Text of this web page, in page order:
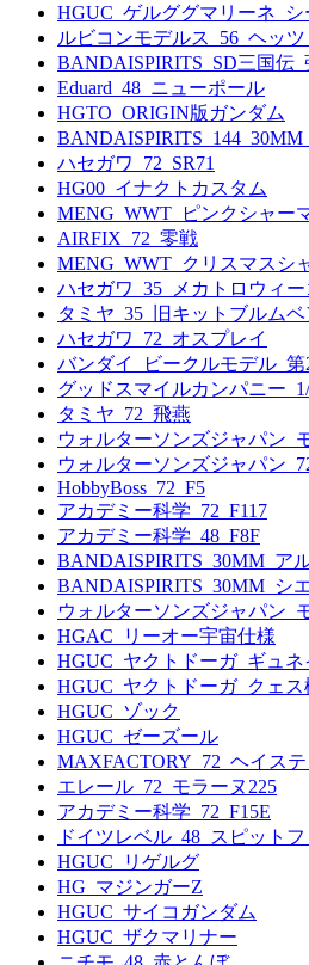
HGUC_ゲルググマリーネ_シ
ルビコンモデルス_56_ヘッ
BANDAISPIRITS_SD三国伝
Eduard_48_ニューポール
HGTO_ORIGIN版ガンダム
ハセガワ_72_SR71
HG00_イナクトカスタム
MENG_WWT_ピンクシャー
AIRFIX_72_零戦
MENG_WWT_クリスマスシ
ハセガワ_35_メカトロウィ
タミヤ_35_旧キットブルムベ
ハセガワ_72_オスプレイ
バンダイ_ビークルモデル_
グッドスマイルカンパニー
タミヤ_72_飛燕
ウォルターソンズジャパン_
ウォルターソンズジャパン
HobbyBoss_72_F5
アカデミー科学_72_F117
アカデミー科学_48_F8F
BANDAISPIRITS_30MM_ア
BANDAISPIRITS_30MM_シ
ウォルターソンズジャパン_
HGAC_リーオー宇宙仕様
HGUC_ヤクトドーガ_ギュネ
HGUC_ヤクトドーガ_クェス
HGUC_ゾック
HGUC_ゼーズール
MAXFACTORY_72_ヘイステ
エレール_72_モラーヌ225
アカデミー科学_72_F15E
ドイツレベル_48_スピット
HGUC_リゲルグ
HG_マジンガーZ
HGUC_サイコガンダム
HGUC_ザクマリナー